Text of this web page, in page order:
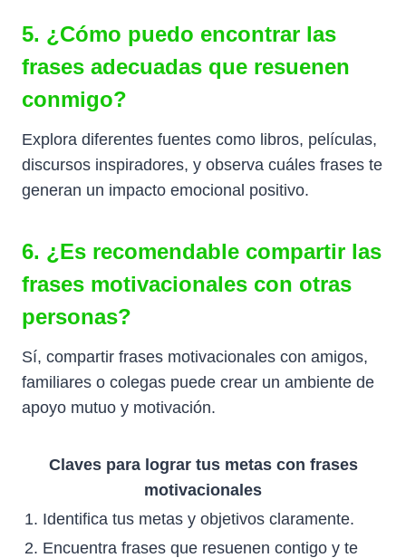
5. ¿Cómo puedo encontrar las
frases adecuadas que resuenen
conmigo?
Explora diferentes fuentes como libros, películas,
discursos inspiradores, y observa cuáles frases te
generan un impacto emocional positivo.
6. ¿Es recomendable compartir las
frases motivacionales con otras
personas?
Sí, compartir frases motivacionales con amigos,
familiares o colegas puede crear un ambiente de
apoyo mutuo y motivación.
Claves para lograr tus metas con frases
motivacionales
1. Identifica tus metas y objetivos claramente.
2. Encuentra frases que resuenen contigo y te